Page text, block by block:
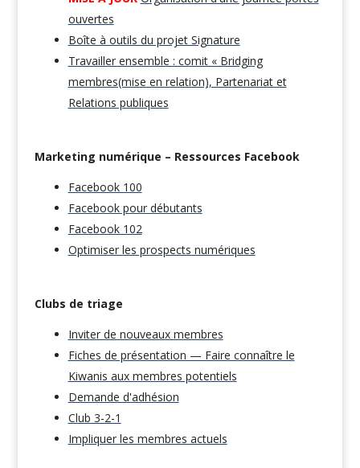
ouvertes
Boîte à outils du projet Signature
Travailler ensemble : comit « Bridging
membres(mise en relation), Partenariat et
Relations publiques
Marketing numérique – Ressources Facebook
Facebook 100
Facebook pour débutants
Facebook 102
Optimiser les prospects numériques
Clubs de triage
Inviter de nouveaux membres
Fiches de présentation — Faire connaître le
Kiwanis aux membres potentiels
Demande d'adhésion
Club 3-2-1
Impliquer les membres actuels